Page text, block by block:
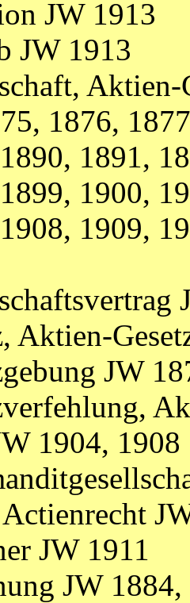
JW 1913
JW 1913
Aktien-
1876,
1891,
1900,
1909,
Aktien-
JW
1904, 1908
JW 1911
JW